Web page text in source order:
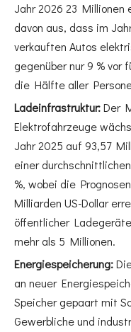
Jahr 2026 23 Millionen
davon aus, dass im
verkauften Autos
gegenüber nur 9 % vor
die Hälfte aller
Ladeinfrastruktur:Der
Elektrofahrzeuge
Jahr 2025 auf 93,57
einer
%, wobei die
Milliarden US-Dollar
öffentlicher
mehr als 5 Millionen.
Energiespeicherung:
an neuer
Speicher gepaart mit
Gewerbliche und